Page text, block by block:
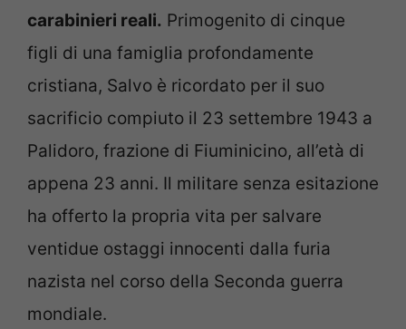
carabinieri reali. Primogenito di cinque
figli di una famiglia profondamente
cristiana, Salvo è ricordato per il suo
sacrificio compiuto il 23 settembre 1943 a
Palidoro, frazione di Fiuminicino, all’età di
appena 23 anni. Il militare senza esitazione
ha offerto la propria vita per salvare
ventidue ostaggi innocenti dalla furia
nazista nel corso della Seconda guerra
mondiale.